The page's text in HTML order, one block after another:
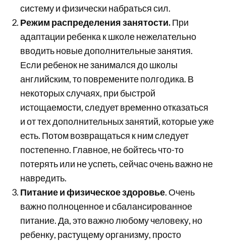
систему и физически набраться сил.
Режим распределения занятости.При
адаптации ребенка к школе нежелательно
вводить новые дополнительные занятия.
Если ребенок не занимался до школы
английским, то повремените полгодика. В
некоторых случаях, при быстрой
истощаемости, следует временно отказаться
и от тех дополнительных занятий, которые уже
есть. Потом возвращаться к ним следует
постепенно. Главное, не бойтесь что-то
потерять или не успеть, сейчас очень важно не
навредить.
Питание и физическое здоровье. Очень
важно полноценное и сбалансированное
питание. Да, это важно любому человеку, но
ребенку, растущему организму, просто